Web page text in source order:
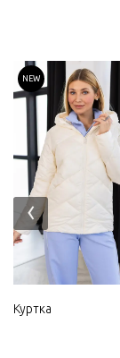
NEW
Куртка
‹